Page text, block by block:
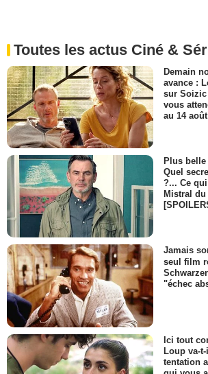
Toutes les actus Ciné &
Demain
avance :
sur Soizic
vous
au 14
Plus belle
Quel
?... Ce
Mistral du
Jamais
seul film
"échec
Ici tout
Loup va-
tentation